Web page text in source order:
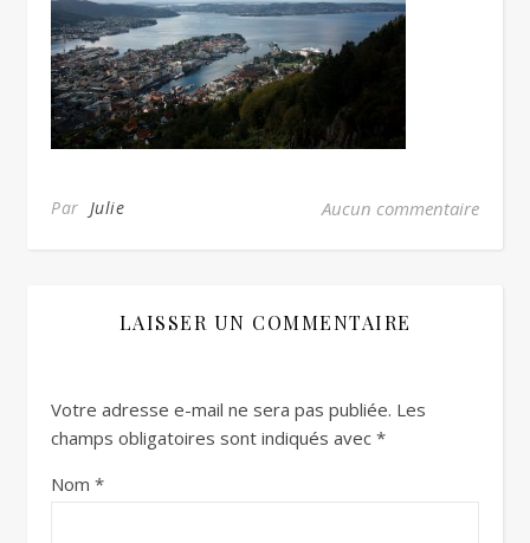
Par Julie Aucun commentaire
LAISSER UN COMMENTAIRE
Votre adresse e-mail ne sera pas publiée. Les
champs obligatoires sont indiqués avec *
Nom *